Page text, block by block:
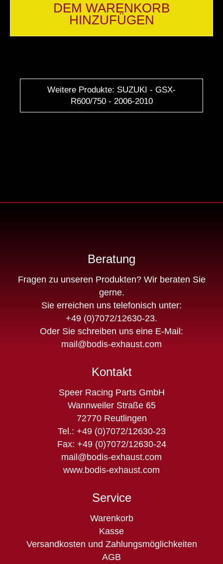
DEM WARENKORB
HINZUFÜGEN
Weitere Produkte: SUZUKI - GSX-
R600/750 - 2006-2010
Beratung
Fragen zu unseren Produkten? Wir beraten Sie
gerne.
Sie erreichen uns telefonisch unter:
+49 (0)7072/12630-23.
Oder Sie schreiben uns eine E-Mail:
mail@bodis-exhaust.com
Kontakt
Speer Racing Parts GmbH
Wannweiler Straße 65
72770 Reutlingen
Tel.: +49 (0)7072/12630-23
Fax: +49 (0)7072/12630-24
mail@bodis-exhaust.com
www.bodis-exhaust.com
Service
Navigation
überspringen
Warenkorb
Kasse
Versandkosten und Zahlungsmöglichkeiten
AGB